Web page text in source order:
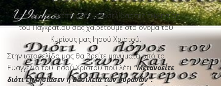
ΡΑΔΙΟΦΩΝΙΚΟΣ ΣΤΑΘΜΟΣ
Αγαπητοί επισκέπτες της ιστοσελίδας της εκκλησίας
του Παγκρατίου σας χαιρετούμε στο όνομα του
Κυρίους μας Ιησού Χριστού.
Στην ιστοσελίδα μας θα βρείτε μηνύματα από το
Ευαγγέλιο του Ιησού Χριστού που λέει "Μετανοείτε
διότι επλησίασεν η Βασιλεία των ουρανών".